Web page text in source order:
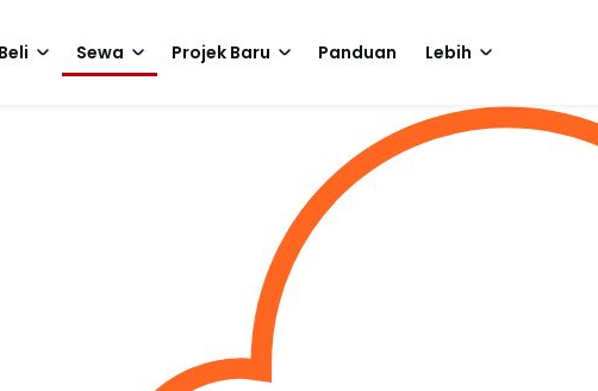
Beli Sewa Projek Baru Panduan Lebih